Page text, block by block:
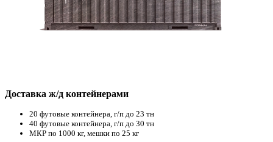
Доставка ж/д контейнерами
20 футовые контейнера, г/п до 23 тн
40 футовые контейнера, г/п до 30 тн
МКР по 1000 кг, мешки по 25 кг